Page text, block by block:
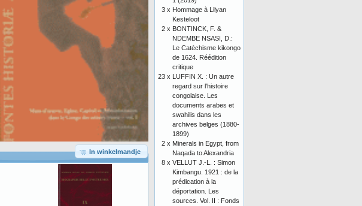
In winkelmandje
3 x Hommage à Lilyan
Kesteloot
2 x BONTINCK, F. &
NDEMBE NSASI, D.:
Le Catéchisme kikongo
de 1624. Réédition
critique
23 x LUFFIN X. : Un autre
regard sur l'histoire
congolaise. Les
documents arabes et
swahilis dans les
archives belges (1880-
1899)
2 x Minerals in Egypt, from
Naqada to Alexandria
8 x VELLUT J.-L. : Simon
Kimbangu. 1921 : de la
prédication à la
déportation. Les
sources. Vol. II : Fonds